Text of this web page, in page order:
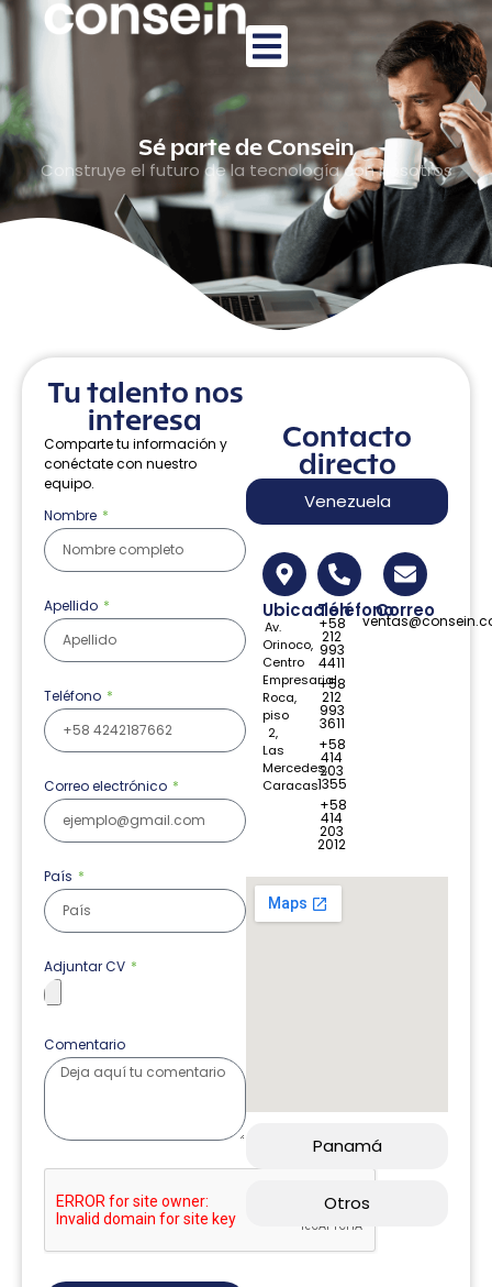
Sé parte de Consein
Construye el futuro de la tecnología con nosotros
Tu talento nos
interesa
Comparte tu información y
conéctate con nuestro
equipo.
Nombre
Apellido
Teléfono
Correo electrónico
País
Adjuntar CV
Comentario
Contacto
directo
Venezuela
Panamá
Otros
Ubicación
Av.
Orinoco,
Centro
Empresarial
Roca,
piso
2,
Las
Mercedes,
Caracas.
Teléfono
+58
212
993
4411
+58
212
993
3611
+58
414
203
1355
+58
414
203
2012
Correo